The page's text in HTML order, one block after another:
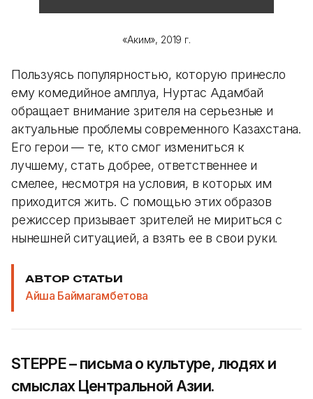
«Аким», 2019 г.
Пользуясь популярностью, которую принесло
ему комедийное амплуа, Нуртас Адамбай
обращает внимание зрителя на серьезные и
актуальные проблемы современного Казахстана.
Его герои — те, кто смог измениться к
лучшему, стать добрее, ответственнее и
смелее, несмотря на условия, в которых им
приходится жить. С помощью этих образов
режиссер призывает зрителей не мириться с
нынешней ситуацией, а взять ее в свои руки.
АВТОР СТАТЬИ
Айша Баймагамбетова
STEPPE – письма о культуре, людях и
смыслах Центральной Азии.